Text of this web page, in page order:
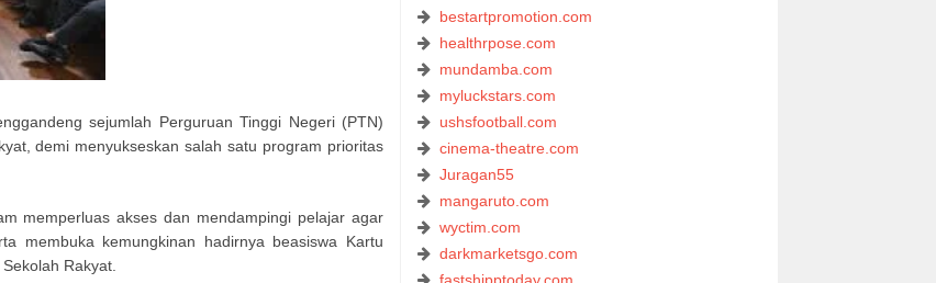
sejumlah Perguruan Tinggi Negeri (PTN)
demi menyukseskan salah satu program prioritas
memperluas akses dan mendampingi pelajar agar
membuka kemungkinan hadirnya beasiswa Kartu
Rakyat.
bestartpromotion.com
healthrpose.com
mundamba.com
myluckstars.com
ushsfootball.com
cinema-theatre.com
Juragan55
mangaruto.com
wyctim.com
darkmarketsgo.com